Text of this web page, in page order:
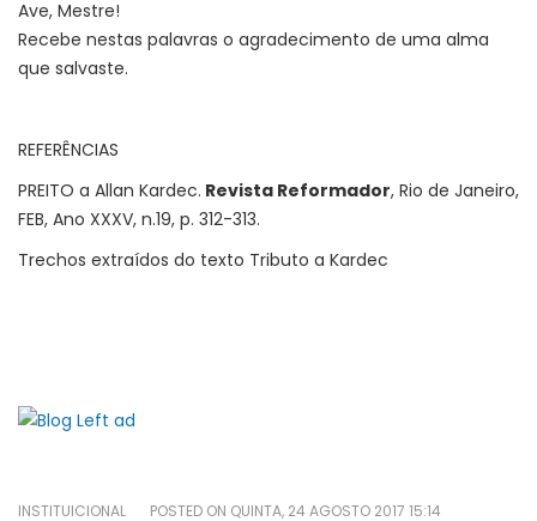
Ave, Mestre!
Recebe nestas palavras o agradecimento de uma alma
que salvaste.
REFERÊNCIAS
PREITO a Allan Kardec. Revista Reformador, Rio de Janeiro,
FEB, Ano XXXV, n.19, p. 312-313.
Trechos extraídos do texto Tributo a Kardec
INSTITUICIONAL POSTED ON QUINTA, 24 AGOSTO 2017 15:14